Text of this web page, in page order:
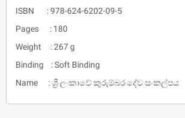
ISBN : 978-624-6202-09-5
Pages : 180
Weight : 267 g
Binding : Soft Binding
Name : ශ්‍රී ලංකාවේ කුරුම්බර දේව සංකල්පය